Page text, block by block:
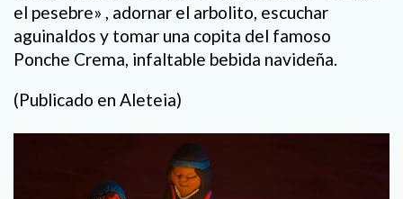
el pesebre» , adornar el arbolito, escuchar
aguinaldos y tomar una copita del famoso
Ponche Crema, infaltable bebida navideña.
(Publicado en Aleteia)